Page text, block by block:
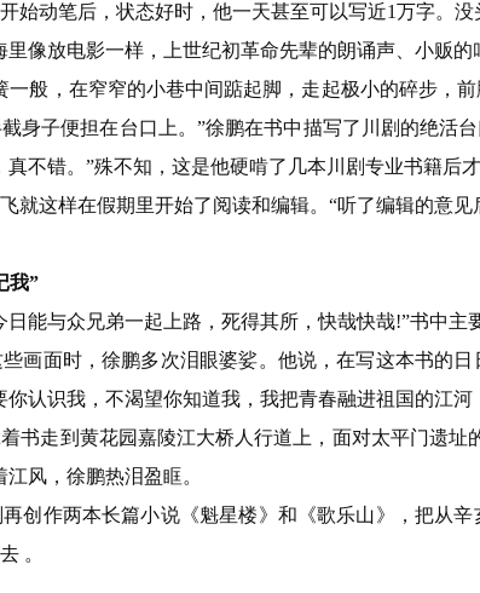
始动笔后，状态好时，他一天甚至可以写近1万字。没
像放电影一样，上世纪初革命先辈的朗诵声、小贩的
般，在窄窄的小巷中间踮起脚，走起极小的碎步，
身子便担在台口上。”徐鹏在书中描写了川剧的绝活
不错。”殊不知，这是他硬啃了几本川剧专业书籍后才
就这样在假期里开始了阅读和编辑。“听了编辑的意见
我”
能与众兄弟一起上路，死得其所，快哉快哉!”书中主
画面时，徐鹏多次泪眼婆娑。他说，在写这本书的
认识我，不渴望你知道我，我把青春融进祖国的江
书走到黄花园嘉陵江大桥人行道上，面对太平门遗
风，徐鹏热泪盈眶。
创作两本长篇小说《魁星楼》和《歌乐山》，把从
。